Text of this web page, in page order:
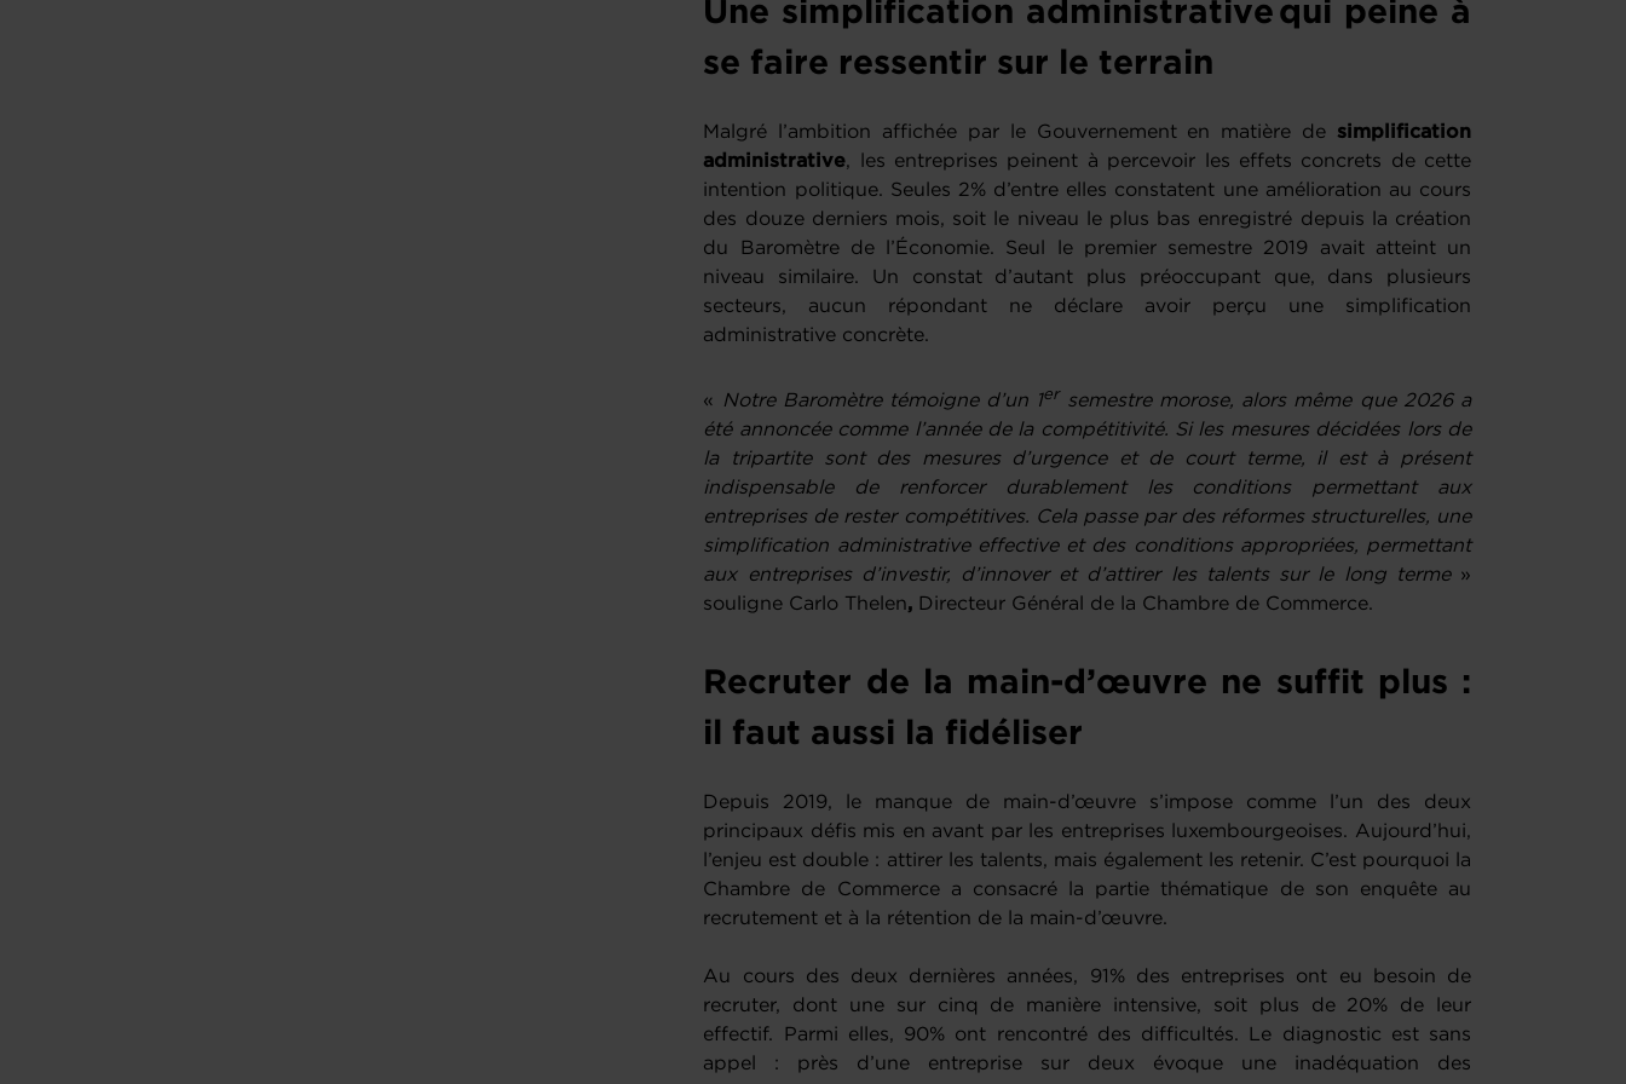
Une simplification administrative qui peine à
se faire ressentir sur le terrain
Malgré l’ambition affichée par le Gouvernement en matière de simplification
administrative, les entreprises peinent à percevoir les effets concrets de cette
intention politique. Seules 2% d’entre elles constatent une amélioration au cours
des douze derniers mois, soit le niveau le plus bas enregistré depuis la création
du Baromètre de l’Économie. Seul le premier semestre 2019 avait atteint un
niveau similaire. Un constat d’autant plus préoccupant que, dans plusieurs
secteurs, aucun répondant ne déclare avoir perçu une simplification
administrative concrète.
« Notre Baromètre témoigne d’un 1er
semestre morose, alors même que 2026 a
été annoncée comme l’année de la compétitivité. Si les mesures décidées lors de
la tripartite sont des mesures d’urgence et de court terme, il est à présent
indispensable de renforcer durablement les conditions permettant aux
entreprises de rester compétitives. Cela passe par des réformes structurelles, une
simplification administrative effective et des conditions appropriées, permettant
aux entreprises d’investir, d’innover et d’attirer les talents sur le long terme »
souligne Carlo Thelen, Directeur Général de la Chambre de Commerce.
Recruter de la main-d’œuvre ne suffit plus :
il faut aussi la fidéliser
Depuis 2019, le manque de main-d’œuvre s’impose comme l’un des deux
principaux défis mis en avant par les entreprises luxembourgeoises. Aujourd’hui,
l’enjeu est double : attirer les talents, mais également les retenir. C’est pourquoi la
Chambre de Commerce a consacré la partie thématique de son enquête au
recrutement et à la rétention de la main-d’œuvre.
Au cours des deux dernières années, 91% des entreprises ont eu besoin de
recruter, dont une sur cinq de manière intensive, soit plus de 20% de leur
effectif. Parmi elles, 90% ont rencontré des difficultés. Le diagnostic est sans
appel : près d’une entreprise sur deux évoque une inadéquation des